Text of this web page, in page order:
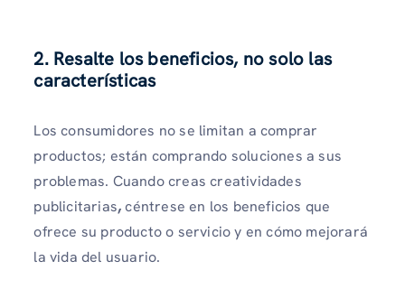
2. Resalte los beneficios, no solo las
características
Los consumidores no se limitan a comprar
productos; están comprando soluciones a sus
problemas. Cuando creas creatividades
publicitarias,céntrese en los beneficios que
ofrece su producto o servicio y en cómo mejorará
la vida del usuario.